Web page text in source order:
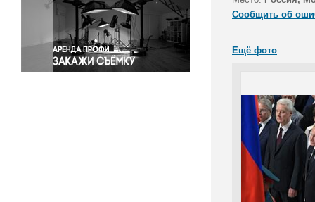
Спорт
Экология
Экономика и бизнес
Сообщить об
Ещё фото